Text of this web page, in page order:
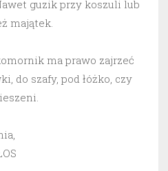
guzik przy koszuli lub
majątek.
ma prawo zajrzeć
do szafy, pod łóżko, czy